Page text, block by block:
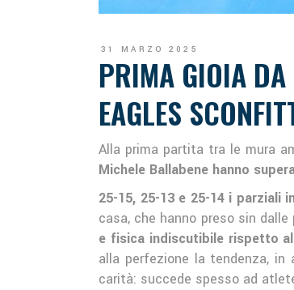
31 MARZO 2025
PRIMA GIOIA DA
EAGLES
Alla prima partita tra le mura
Michele Ballabene hanno
25-15, 25-13 e 25-14 i
casa, che hanno preso sin
e fisica indiscutibile rispetto
alla perfezione la tendenza, in
carità: succede spesso ad